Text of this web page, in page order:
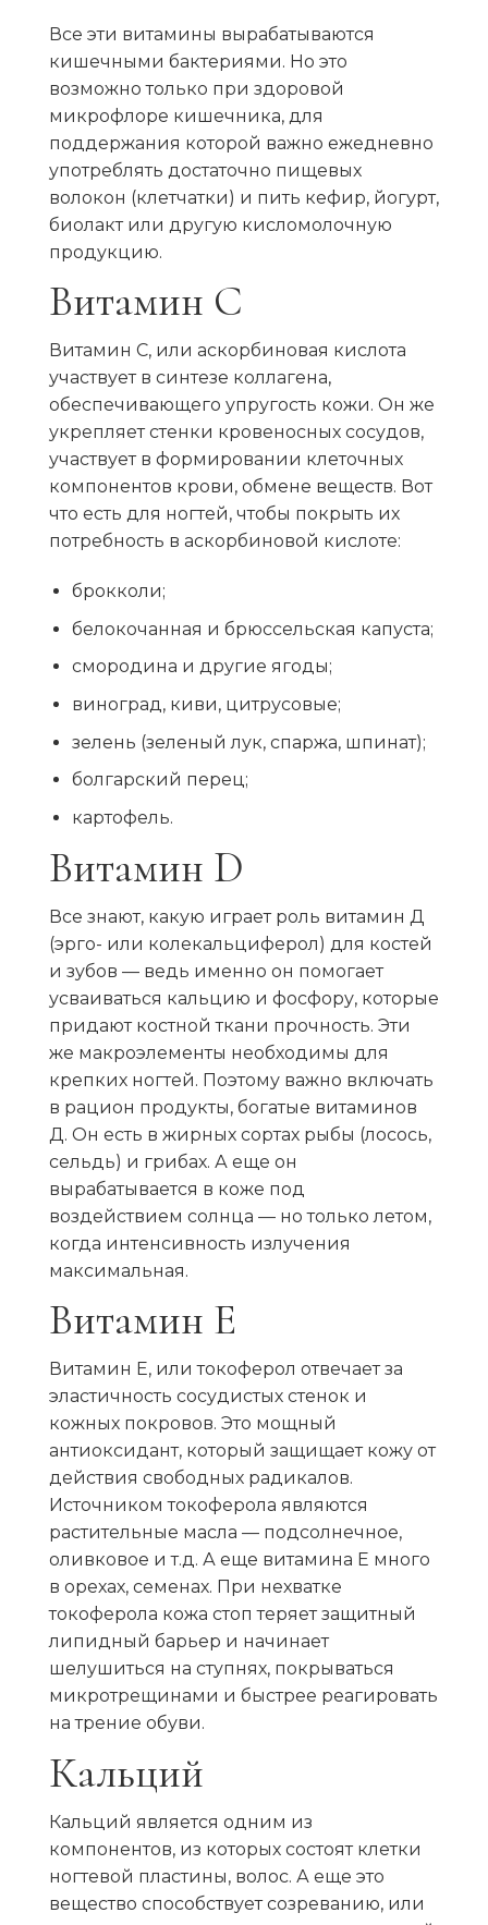
Все эти витамины вырабатываются
кишечными бактериями. Но это
возможно только при здоровой
микрофлоре кишечника, для
поддержания которой важно ежедневно
употреблять достаточно пищевых
волокон (клетчатки) и пить кефир, йогурт,
биолакт или другую кисломолочную
продукцию.
Витамин С
Витамин С, или аскорбиновая кислота
участвует в синтезе коллагена,
обеспечивающего упругость кожи. Он же
укрепляет стенки кровеносных сосудов,
участвует в формировании клеточных
компонентов крови, обмене веществ. Вот
что есть для ногтей, чтобы покрыть их
потребность в аскорбиновой кислоте:
брокколи;
белокочанная и брюссельская капуста;
смородина и другие ягоды;
виноград, киви, цитрусовые;
зелень (зеленый лук, спаржа, шпинат);
болгарский перец;
картофель.
Витамин D
Все знают, какую играет роль витамин Д
(эрго- или колекальциферол) для костей
и зубов — ведь именно он помогает
усваиваться кальцию и фосфору, которые
придают костной ткани прочность. Эти
же макроэлементы необходимы для
крепких ногтей. Поэтому важно включать
в рацион продукты, богатые витаминов
Д. Он есть в жирных сортах рыбы (лосось,
сельдь) и грибах. А еще он
вырабатывается в коже под
воздействием солнца — но только летом,
когда интенсивность излучения
максимальная.
Витамин Е
Витамин Е, или токоферол отвечает за
эластичность сосудистых стенок и
кожных покровов. Это мощный
антиоксидант, который защищает кожу от
действия свободных радикалов.
Источником токоферола являются
растительные масла — подсолнечное,
оливковое и т.д. А еще витамина E много
в орехах, семенах. При нехватке
токоферола кожа стоп теряет защитный
липидный барьер и начинает
шелушиться на ступнях, покрываться
микротрещинами и быстрее реагировать
на трение обуви.
Кальций
Кальций является одним из
компонентов, из которых состоят клетки
ногтевой пластины, волос. А еще это
вещество способствует созреванию, или